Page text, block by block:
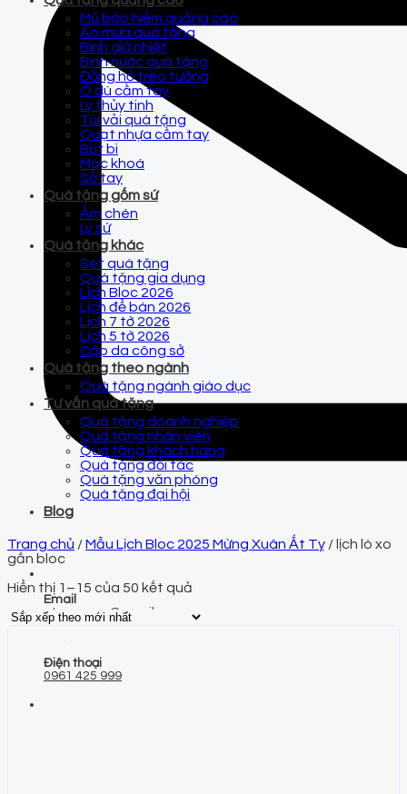
Email
qtquangvu@gmail.com
Điện thoại
0961 425 999
Mũ bảo hiểm quảng cáo
Áo mưa quà tặng
Bình giữ nhiệt
Bình nước quà tặng
Đồng hồ treo tường
Ô dù cầm tay
Ly thủy tinh
Túi vải quà tặng
Quạt nhựa cầm tay
Bút bi
Móc khoá
Sổ tay
Quà tặng gốm sứ
Ấm chén
Ly sứ
Quà tặng khác
Set quà tặng
Quà tặng gia dụng
Lịch Bloc 2026
Lịch để bàn 2026
Lịch 7 tờ 2026
Lịch 5 tờ 2026
Cặp da công sở
Quà tặng theo ngành
Quà tặng ngành giáo dục
Tư vấn quà tặng
Quà tặng doanh nghiệp
Quà tặng nhân viên
Quà tặng khách hàng
Quà tặng đối tác
Quà tặng văn phòng
Quà tặng đại hội
Blog
Trang chủ /Mẫu Lịch Bloc 2025 Mừng Xuân Ất Tỵ / lịch lò xo
gắn bloc
Hiển thị 1–15 của 50 kết quả